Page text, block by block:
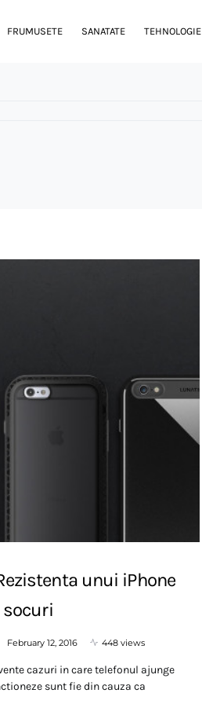
FRUMUSETE SANATATE TEHNOLOGIE
unui iPhone
socuri
February 12, 2016 448 views
cazuri in care telefonul ajunge
sunt fie din cauza ca